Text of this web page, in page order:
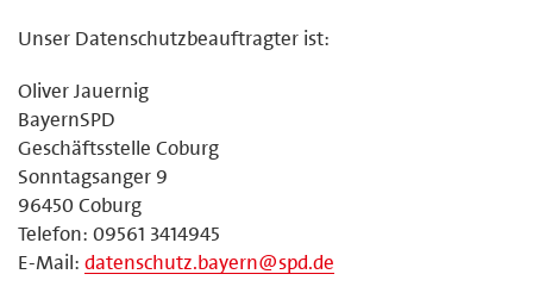
Unser Datenschutzbeauftragter ist:
Oliver Jauernig
BayernSPD
Geschäftsstelle Coburg
Sonntagsanger 9
96450 Coburg
Telefon: 09561 3414945
E-Mail: datenschutz.bayern@spd.de